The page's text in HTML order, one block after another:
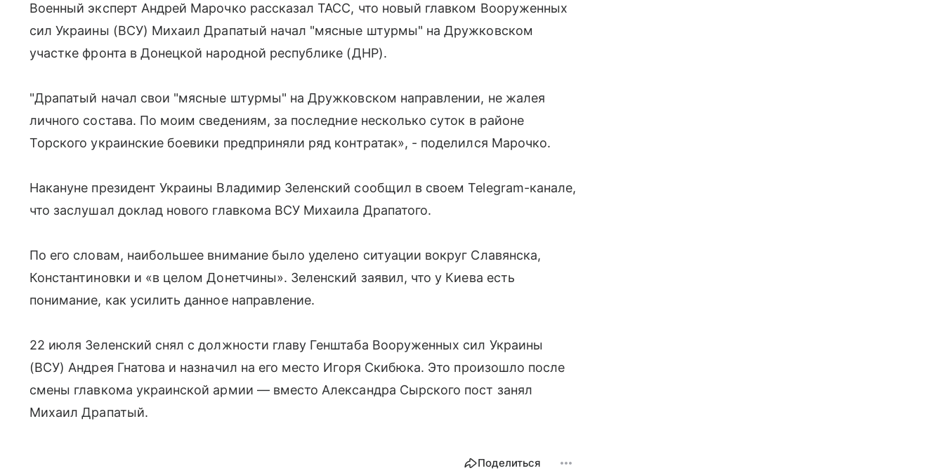
Военный эксперт Андрей Марочко рассказал ТАСС, что новый главком Вооруженных
сил Украины (ВСУ) Михаил Драпатый начал "мясные штурмы" на Дружковском
участке фронта в Донецкой народной республике (ДНР).
"Драпатый начал свои "мясные штурмы" на Дружковском направлении, не жалея
личного состава. По моим сведениям, за последние несколько суток в районе
Торского украинские боевики предприняли ряд контратак», - поделился Марочко.
Накануне президент Украины Владимир Зеленский сообщил в своем Telegram-канале,
что заслушал доклад нового главкома ВСУ Михаила Драпатого.
По его словам, наибольшее внимание было уделено ситуации вокруг Славянска,
Константиновки и «в целом Донетчины». Зеленский заявил, что у Киева есть
понимание, как усилить данное направление.
22 июля Зеленский снял с должности главу Генштаба Вооруженных сил Украины
(ВСУ) Андрея Гнатова и назначил на его место Игоря Скибюка. Это произошло после
смены главкома украинской армии — вместо Александра Сырского пост занял
Михаил Драпатый.
Поделиться